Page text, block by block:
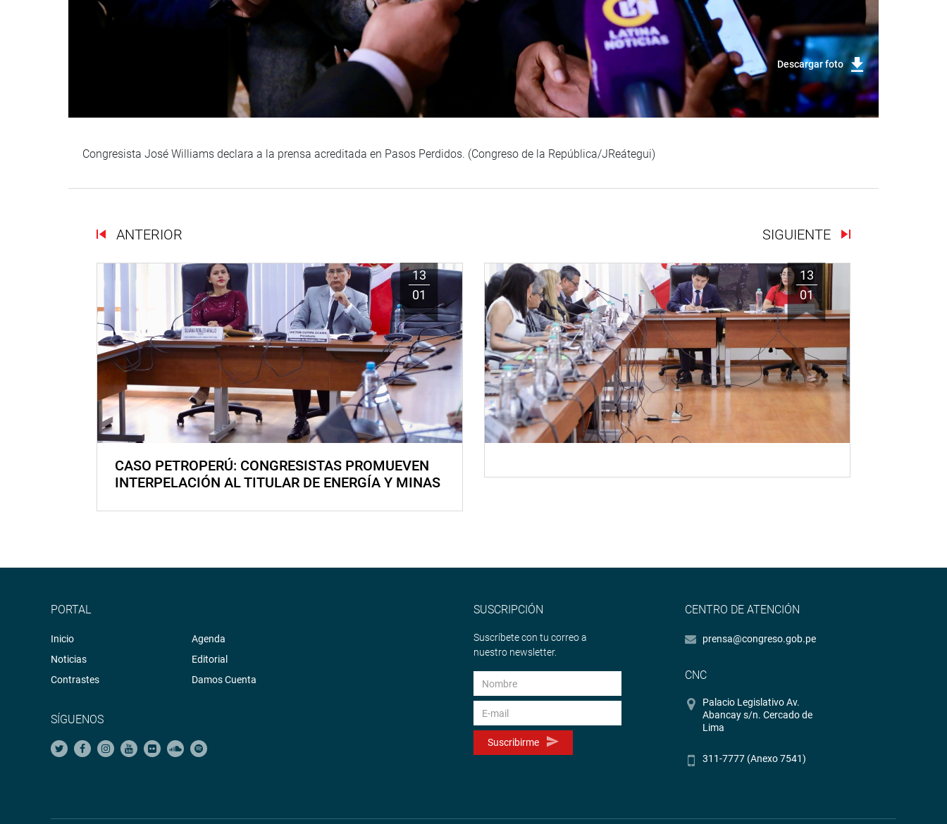
Descargar foto
Congresista José Williams declara a la prensa acreditada en Pasos Perdidos. (Congreso de la República/JReátegui)
ANTERIOR SIGUIENTE
13
01
CASO PETROPERÚ: CONGRESISTAS PROMUEVEN
INTERPELACIÓN AL TITULAR DE ENERGÍA Y MINAS
13
01
PORTAL
Inicio
Noticias
Contrastes
Agenda
Editorial
Damos Cuenta
SÍGUENOS
SUSCRIPCIÓN
Suscríbete con tu correo a
nuestro newsletter.
Suscribirme
CENTRO DE ATENCIÓN
prensa@congreso.gob.pe
CNC
Palacio Legislativo Av.
Abancay s/n. Cercado de
Lima
311-7777 (Anexo 7541)